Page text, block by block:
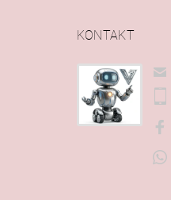
KONTAKT